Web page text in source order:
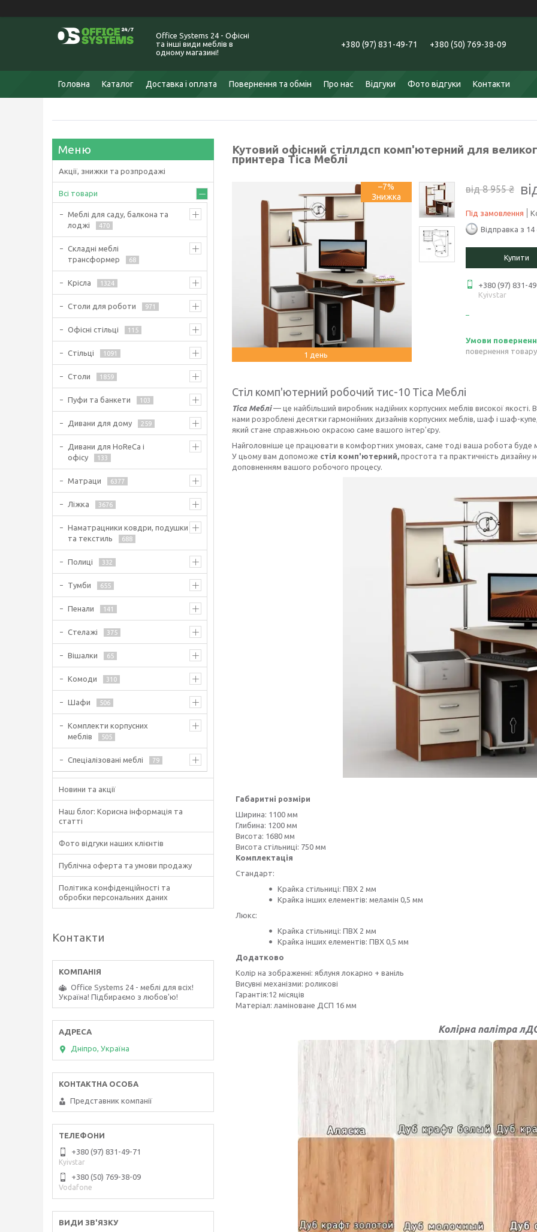
Office Systems 24 - Офісні
та інші види меблів в
одному магазині!
+380 (97) 831-49-71 +380 (50) 769-38-09
Головна Каталог Доставка і оплата Повернення та обмін Про нас Відгуки Фото відгуки Контакти
Кутовий офісний стіллдсп комп'ютерний для
принтера Тіса Меблі
–7%
1 день
від 8 955 ₴
Під замовлення
Відправка з 14
Купити
+380 (97) 831-
Kyivstar
повернення
Стіл комп'ютерний робочий тис-10 Тіса Меблі
Тіса Меблі— це найбільший виробник надійних корпусних меблів високої якості.
нами розроблені десятки гармонійних дизайнів корпусних меблів, шаф і шаф-
який стане справжньою окрасою саме вашого інтер'єру.
Найголовніше це працювати в комфортних умовах, саме тоді ваша робота
У цьому вам допоможе стіл комп'ютерний, простота та практичність
доповненням вашого робочого процесу.
Габаритні розміри
Ширина: 1100 мм
Глибина: 1200 мм
Висота: 1680 мм
Висота стільниці: 750 мм
Комплектація
Стандарт:
Крайка стільниці: ПВХ 2 мм
Крайка інших елементів: меламін 0,5 мм
Люкс:
Крайка стільниці: ПВХ 2 мм
Крайка інших елементів: ПВХ 0,5 мм
Додатково
Колір на зображенні: яблуня локарно + ваніль
Висувні механізми: роликові
Гарантія:12 місяців
Матеріал: ламіноване ДСП 16 мм
Колірна палітра
Акції, знижки та розпродажі
Всі товари
Меблі для саду, балкона та
лоджі
470
Складні меблі
трансформер
68
Крісла 1324
Столи для роботи 971
Офісні стільці 115
Стільці 1091
Столи 1859
Пуфи та банкети 103
Дивани для дому 259
Дивани для HoReCa і
офісу
133
Матраци 6377
Ліжка 3676
Наматрацники ковдри, подушки
та текстиль
688
Полиці 332
Тумби 655
Пенали 141
Стелажі 375
Вішалки 65
Комоди 310
Шафи 506
Комплекти корпусних
меблів
505
Спеціалізовані меблі 79
Новини та акції
Наш блог: Корисна інформація та
статті
Фото відгуки наших клієнтів
Публічна оферта та умови продажу
Політика конфіденційності та
обробки персональних даних
Контакти
Office Systems 24 - меблі для всіх!
Україна! Підбираємо з любов'ю!
Дніпро, Україна
Представник компанії
+380 (97) 831-49-71
Kyivstar
+380 (50) 769-38-09
Vodafone